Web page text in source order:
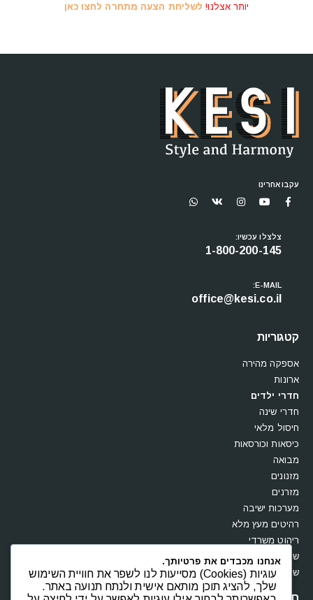
יותר אצלנו! לשליחת הצעה מתחרה לחצו כאן
עקבו אחרינו
צלצלו עכשיו:
1-800-200-145
E-MAIL:
office@kesi.co.il
קטגוריות
אספקה מהירה
ארונות
חדרי ילדים
חדרי שינה
חיסול מלאי
כיסאות וכורסאות
מבואה
מזנונים
מזרנים
מערכות ישיבה
רהיטים מעץ מלא
ריהוט משרדי
שולחנות
שידות וקומודות
חנות
אנחנו מכבדים את פרטיותך.
עוגיות (Cookies) מסייעות לנו לשפר את חוויית השימוש
שלך, להציג תוכן מותאם אישית ולנתח תנועה באתר.